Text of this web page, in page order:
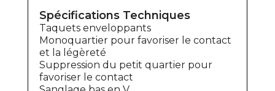
Spécifications Techniques
Taquets enveloppants
Monoquartier pour favoriser le contact
et la légèreté
Suppression du petit quartier pour
favoriser le contact